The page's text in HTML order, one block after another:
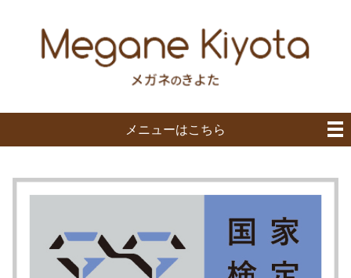
メニューはこちら